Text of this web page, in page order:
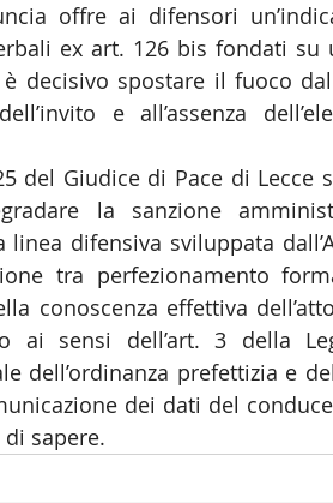
offre ai difensori
ex art. 126 bis fondati
decisivo spostare il fuoco
e all’assenza
del Giudice di Pace di
la sanzione
difensiva sviluppata
tra perfezionamento
conoscenza effettiva
ai sensi dell’art. 3 della
dell’ordinanza prefettizia e
dei dati del
sapere.